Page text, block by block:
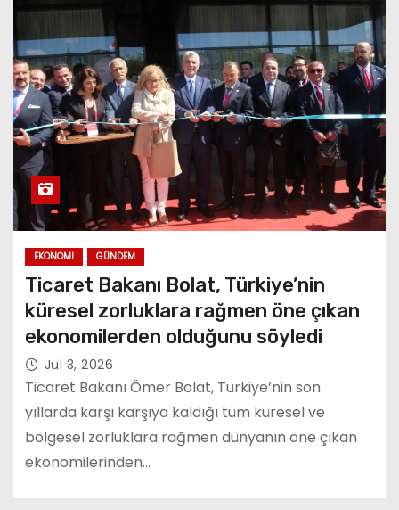
EKONOMI GÜNDEM
Ticaret Bakanı Bolat, Türkiye’nin
küresel zorluklara rağmen öne çıkan
ekonomilerden olduğunu söyledi
Jul 3, 2026
Ticaret Bakanı Ömer Bolat, Türkiye’nin son
yıllarda karşı karşıya kaldığı tüm küresel ve
bölgesel zorluklara rağmen dünyanın öne çıkan
ekonomilerinden…